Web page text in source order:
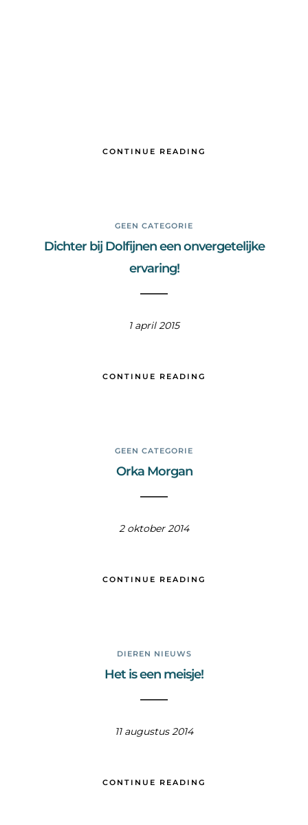
CONTINUE READING
GEEN CATEGORIE
Dichter bij Dolfijnen een onvergetelijke
ervaring!
1 april 2015
CONTINUE READING
GEEN CATEGORIE
Orka Morgan
2 oktober 2014
CONTINUE READING
DIEREN NIEUWS
Het is een meisje!
11 augustus 2014
CONTINUE READING